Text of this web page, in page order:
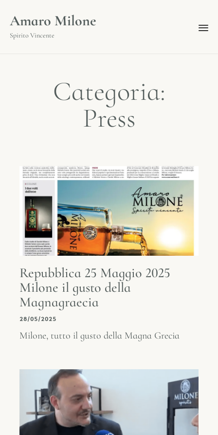
Amaro Milone
Spirito Vincente
Categoria:
Press
Repubblica 25 Maggio 2025
Milone il gusto della
Magnagraecia
28/05/2025
Milone, tutto il gusto della Magna Grecia